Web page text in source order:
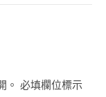
。 必填欄位標示